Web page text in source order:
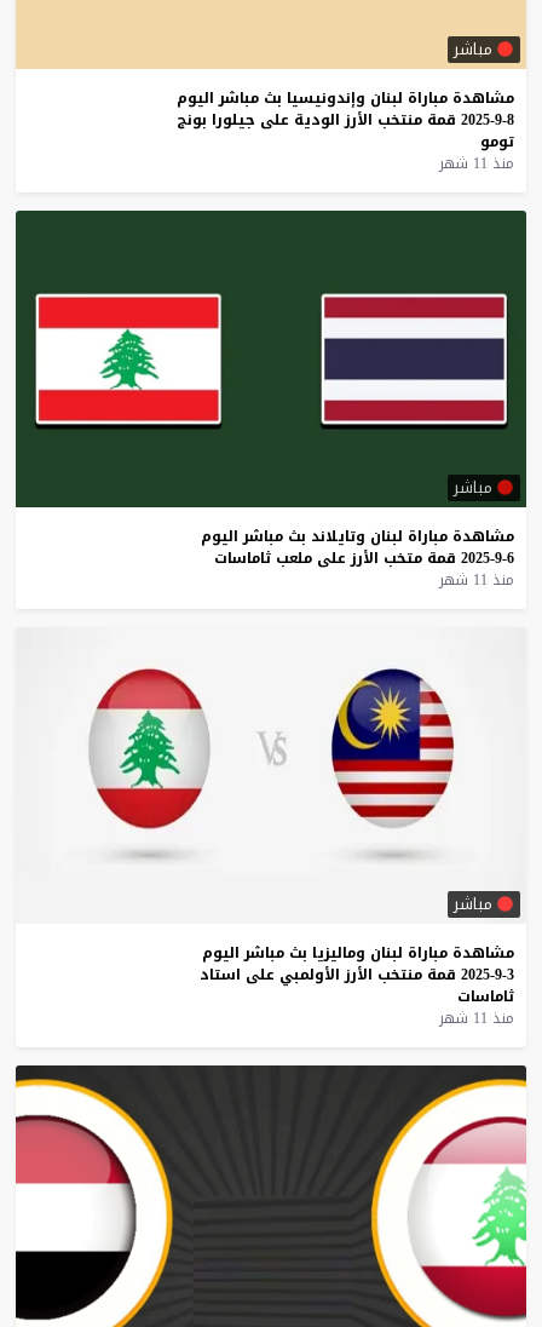
مباشر
مشاهدة مباراة لبنان وإندونيسيا بث مباشر اليوم
8-9-2025
قمة منتخب الأرز الودية على جيلورا بونج
تومو
منذ 11 شهر
مباشر
مشاهدة مباراة لبنان وتايلاند بث مباشر اليوم
6-9-2025
قمة متخب الأرز على ملعب ثاماسات
منذ 11 شهر
مباشر
مشاهدة مباراة لبنان وماليزيا بث مباشر اليوم
3-9-2025
قمة منتخب الأرز الأولمبي على استاد
ثاماسات
منذ 11 شهر